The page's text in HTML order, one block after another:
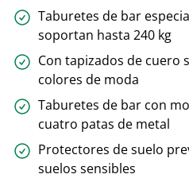
Taburetes de bar
soportan hasta 240 kg
Con tapizados de cuero
colores de moda
Taburetes de bar con
cuatro patas de metal
Protectores de suelo
suelos sensibles